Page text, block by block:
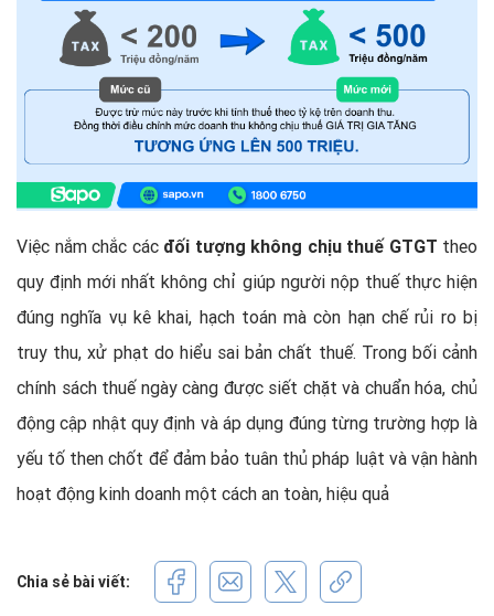
Việc nắm chắc các đối tượng không chịu thuế GTGT theo
quy định mới nhất không chỉ giúp người nộp thuế thực hiện
đúng nghĩa vụ kê khai, hạch toán mà còn hạn chế rủi ro bị
truy thu, xử phạt do hiểu sai bản chất thuế. Trong bối cảnh
chính sách thuế ngày càng được siết chặt và chuẩn hóa, chủ
động cập nhật quy định và áp dụng đúng từng trường hợp là
yếu tố then chốt để đảm bảo tuân thủ pháp luật và vận hành
hoạt động kinh doanh một cách an toàn, hiệu quả
Chia sẻ bài viết: